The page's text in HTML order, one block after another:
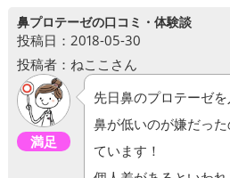
鼻プロテーゼの口コミ・体験談
投稿日：2018-05-30
投稿者：ねここさん
満足
先日鼻のプロテーゼを
鼻が低いのが嫌だっ
ています！